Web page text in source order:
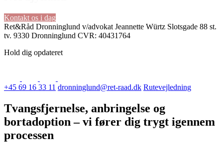
Kontakt os i dag
Ret&Råd Dronninglund v/advokat Jeannette Würtz Slotsgade 88 st.
tv. 9330 Dronninglund CVR: 40431764
Hold dig opdateret
+45 69 16 33 11 dronninglund@ret-raad.dk Rutevejledning
Tvangsfjernelse, anbringelse og
bortadoption – vi fører dig trygt igennem
processen